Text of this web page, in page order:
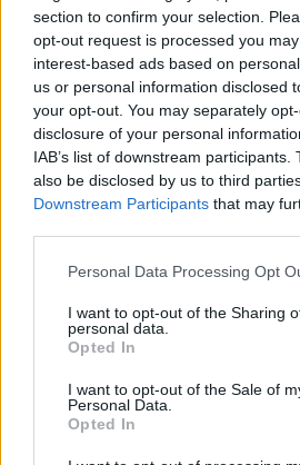
section to confirm your selection.
opt-out request is processed you
interest-based ads based on
us or personal information disclosed
your opt-out. You may separately
disclosure of your personal
IAB’s list of downstream
also be disclosed by us to third
Downstream Participants that may
Personal Data Processing Opt
I want to opt-out of the Sharing
personal data.
Opted In
I want to opt-out of the Sale of
Personal Data.
Opted In